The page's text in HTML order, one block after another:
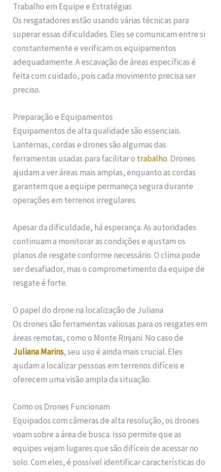
Trabalho em Equipe e Estratégias
Os resgatadores estão usando várias técnicas para
superar essas dificuldades. Eles se comunicam entre si
constantemente e verificam os equipamentos
adequadamente. A escavação de áreas específicas é
feita com cuidado, pois cada movimento precisa ser
preciso.
Preparação e Equipamentos
Equipamentos de alta qualidade são essenciais.
Lanternas, cordas e drones são algumas das
ferramentas usadas para facilitar o trabalho. Drones
ajudam a ver áreas mais amplas, enquanto as cordas
garantem que a equipe permaneça segura durante
operações em terrenos irregulares.
Apesar da dificuldade, há esperança. As autoridades
continuam a monitorar as condições e ajustam os
planos de resgate conforme necessário. O clima pode
ser desafiador, mas o comprometimento da equipe de
resgate é forte.
O papel do drone na localização de Juliana
Os drones são ferramentas valiosas para os resgates em
áreas remotas, como o Monte Rinjani. No caso de
Juliana Marins, seu uso é ainda mais crucial. Eles
ajudam a localizar pessoas em terrenos difíceis e
oferecem uma visão ampla da situação.
Como os Drones Funcionam
Equipados com câmeras de alta resolução, os drones
voam sobre a área de busca. Isso permite que as
equipes vejam lugares que são difíceis de acessar no
solo. Com eles, é possível identificar características do